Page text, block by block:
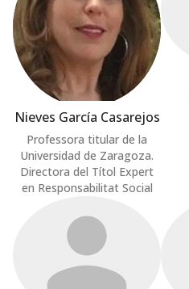
Nieves García Casarejos
Professora titular de la
Universidad de Zaragoza.
Directora del Títol Expert
en Responsabilitat Social